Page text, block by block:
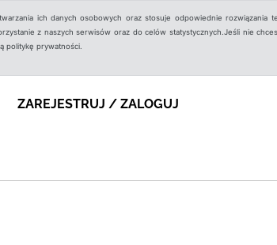
ich danych osobowych oraz stosuje odpowiednie rozwiązania
z naszych serwisów oraz do celów statystycznych.Jeśli nie
politykę prywatności.
ZAREJESTRUJ / ZALOGUJ